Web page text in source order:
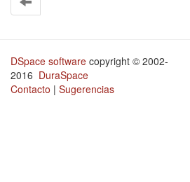
DSpace software copyright © 2002-
2016 DuraSpace
Contacto | Sugerencias